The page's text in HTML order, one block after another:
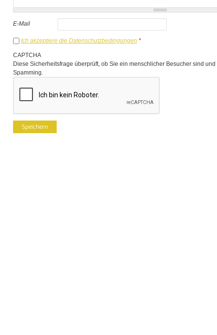
E-Mail
Ich akzeptiere die Datenschutzbedingungen *
CAPTCHA
Diese Sicherheitsfrage überprüft, ob Sie ein menschlicher Besucher sind
Spamming.